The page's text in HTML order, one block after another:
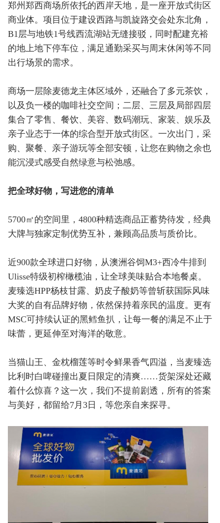
郑州郑西商场所依托的西岸天地，是一座开放式街区
商业体。项目位于建设西路与凯旋路交会处东北角，
B1层与地铁1号线西流湖站无缝接驳，同时配建充裕
的地上地下停车位，满足通勤采买与周末休闲等不同
出行场景的需求。
商场一层除麦德龙主体区域外，还融合了多元茶饮，
以及负一楼的咖啡社交空间；二层、三层及局部四层
集合了零售、餐饮、美容、数码潮玩、家装、娱乐及
亲子业态于一体的综合型开放式街区。一次出门，采
购、聚餐、亲子游玩等全部安顿，让您在购物之余也
能沉浸式感受自然绿意与松弛感。
把全球好物，写进您的清单
5700㎡的空间里，4800种精选商品正蓄势待发，经典
大牌与独家定制优势互补，兼顾高品质与质价比。
近900款全球进口好物，从澳洲谷饲M3+西冷牛排到
Ulisse特级初榨橄榄油，让全球美味贴合本地餐桌。
麦臻选HPP杨枝甘露、奶皮子酸奶等曾斩获国际风味
大奖的自有品牌好物，依然保持着亲民的温度。更有
MSC可持续认证的黑鳕鱼扒，让每一餐的满足不止于
味蕾，更延伸至对海洋的敬意。
当猫山王、金枕榴莲等时令鲜果香气四溢，当麦臻选
比利时白啤碰撞出夏日限定的清爽……货架深处还藏
着什么惊喜？这一次，我们不提前剧透，所有的答案
与美好，都留给7月3日，等您亲自来探寻。